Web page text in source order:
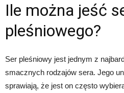
Ile można jeść
pleśniowego?
Ser pleśniowy jest jednym z
smacznych rodzajów sera. Jego
sprawiają, że jest on często